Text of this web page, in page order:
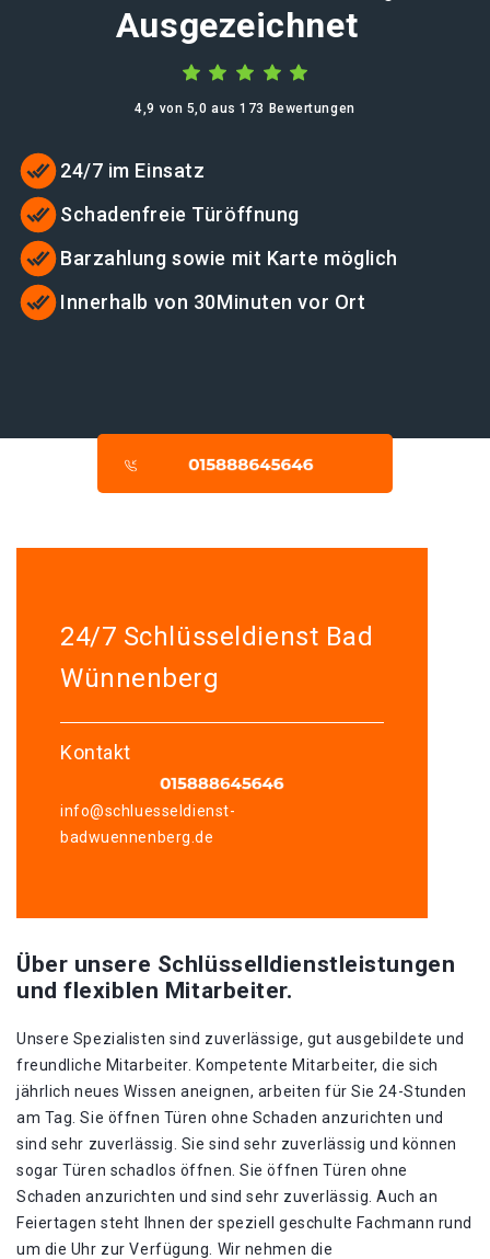
Ausgezeichnet
4,9 von 5,0 aus 173 Bewertungen
24/7 im Einsatz
Schadenfreie Türöffnung
Barzahlung sowie mit Karte möglich
Innerhalb von 30Minuten vor Ort
24/7 Schlüsseldienst Bad
Wünnenberg
Kontakt
info@schluesseldienst-
badwuennenberg.de
Über unsere Schlüsselldienstleistungen
und flexiblen Mitarbeiter.
Unsere Spezialisten sind zuverlässige, gut ausgebildete und
freundliche Mitarbeiter. Kompetente Mitarbeiter, die sich
jährlich neues Wissen aneignen, arbeiten für Sie 24-Stunden
am Tag. Sie öffnen Türen ohne Schaden anzurichten und
sind sehr zuverlässig. Sie sind sehr zuverlässig und können
sogar Türen schadlos öffnen. Sie öffnen Türen ohne
Schaden anzurichten und sind sehr zuverlässig. Auch an
Feiertagen steht Ihnen der speziell geschulte Fachmann rund
um die Uhr zur Verfügung. Wir nehmen die